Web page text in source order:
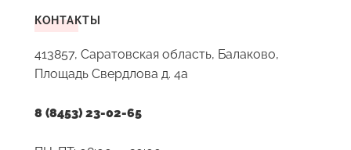
КОНТАКТЫ
413857, Саратовская область, Балаково,
Площадь Свердлова д. 4а
8 (8453) 23-02-65